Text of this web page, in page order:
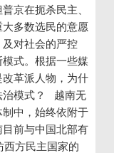
京在扼杀民主、
多数选民的意愿
对社会的严控
式。根据一些媒
革派人物，为什
治模式？ 越南无
中，始终依附于
前与中国北部有
西方民主国家的